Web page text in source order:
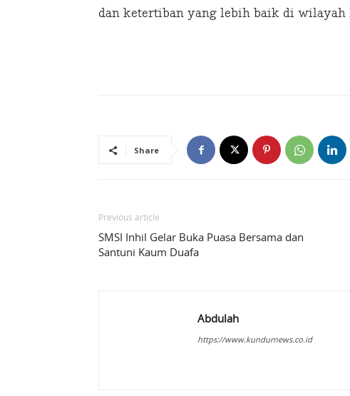
dan ketertiban yang lebih baik di wilayah
Share
Previous article
SMSI Inhil Gelar Buka Puasa Bersama dan
Santuni Kaum Duafa
Abdulah
https://www.kundurnews.co.id